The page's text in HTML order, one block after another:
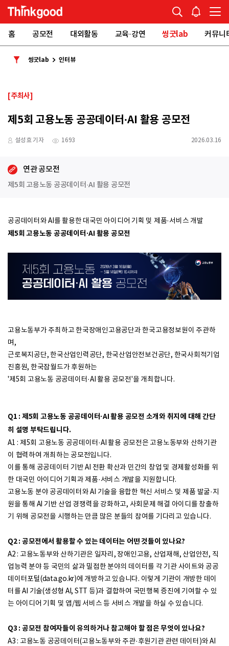
홈 공모전 대외활동 교육·강연 씽굿lab 커뮤니
씽굿lab 인터뷰
[주최사]
제5회 고용노동 공공데이터·AI 활용 공모전
설성효 기자 1693 2026.03.16
연관 공모전
제5회 고용노동 공공데이터·AI 활용 공모전
공공데이터와 AI를 활용한 대국민 아이디어 기획 및 제품·서비스 개발
제5회 고용노동 공공데이터·AI 활용 공모전
고용노동부가 주최하고 한국장애인고용공단과 한국고용정보원이 주관하
며,
근로복지공단, 한국산업인력공단, 한국산업안전보건공단, 한국사회적기업
진흥원, 한국잡월드가 후원하는
'제5회 고용노동 공공데이터·AI 활용 공모전'을 개최합니다.
Q1 : 제5회 고용노동 공공데이터·AI 활용 공모전 소개와 취지에 대해 간단
히 설명 부탁드립니다.
A1 : 제5회 고용노동 공공데이터·AI 활용 공모전은 고용노동부와 산하기관
이 협력하여 개최하는 공모전입니다.
이를 통해 공공데이터 기반 AI 전환 확산과 민간의 창업 및 경제활성화를 위
한 대국민 아이디어 기획과 제품·서비스 개발을 지원합니다.
고용노동 분야 공공데이터와 AI 기술을 융합한 혁신 서비스 및 제품 발굴·지
원을 통해 AI 기반 산업 경쟁력을 강화하고, 사회문제 해결 아이디를 창출하
기 위해 공모전을 시행하는 만큼 많은 분들의 참여를 기다리고 있습니다.
Q2 : 공모전에서 활용할 수 있는 데이터는 어떤 것들이 있나요?
A2 : 고용노동부와 산하기관은 일자리, 장애인고용, 산업재해, 산업안전, 직
업능력 분야 등 국민의 삶과 밀접한 분야의 데이터를 각 기관 사이트와 공공
데이터포털(data.go.kr)에 개방하고 있습니다. 이렇게 기관이 개방한 데이
터를 AI 기술(생성형 AI, STT 등)과 결합하여 국민행복 증진에 기여할 수 있
는 아이디어 기획 및 앱/웹 서비스 등 서비스 개발을 하실 수 있습니다.
Q3 : 공모전 참여자들이 유의하거나 참고해야 할 점은 무엇이 있나요?
A3 : 고용노동 공공데이터(고용노동부와 주관·후원기관 관련 데이터)와 AI